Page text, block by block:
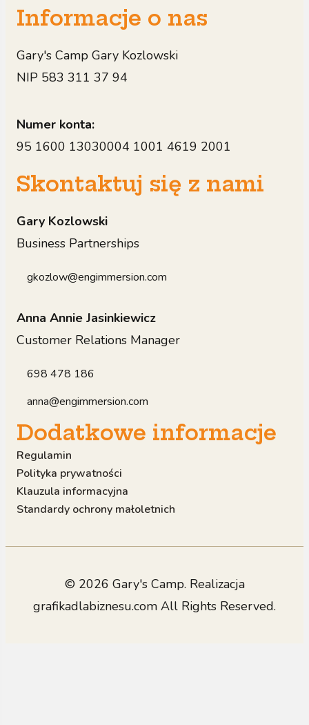
Informacje o nas
Gary's Camp Gary Kozlowski
NIP 583 311 37 94
Numer konta:
95 1600 13030004 1001 4619 2001
Skontaktuj się z nami
Gary Kozlowski
Business Partnerships
gkozlow@engimmersion.com
Anna Annie Jasinkiewicz
Customer Relations Manager
698 478 186
anna@engimmersion.com
Dodatkowe informacje
Regulamin
Polityka prywatności
Klauzula informacyjna
Standardy ochrony małoletnich
© 2026 Gary's Camp. Realizacja
grafikadlabiznesu.com All Rights Reserved.